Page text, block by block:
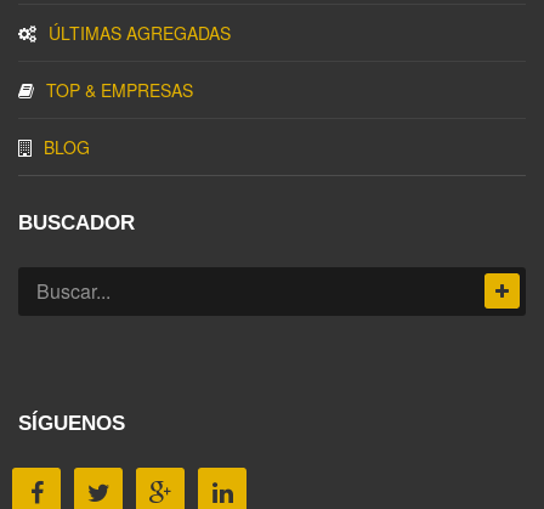
ÚLTIMAS AGREGADAS
TOP & EMPRESAS
BLOG
BUSCADOR
SÍGUENOS